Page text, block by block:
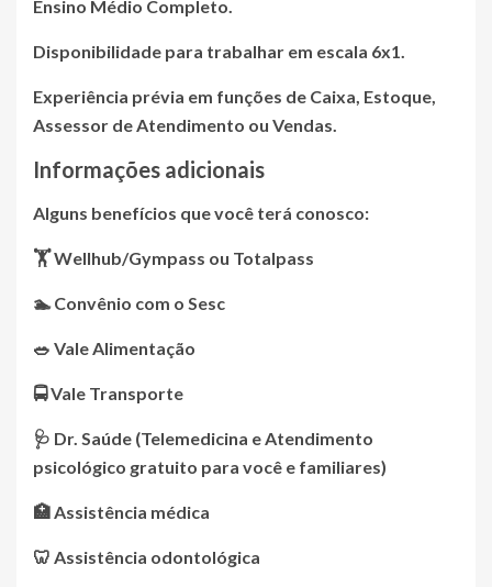
Ensino Médio Completo.
Disponibilidade para trabalhar em escala 6x1.
Experiência prévia em funções de Caixa, Estoque,
Assessor de Atendimento ou Vendas.
Informações adicionais
Alguns benefícios que você terá conosco:
🏋️ Wellhub/Gympass ou Totalpass
🏊 Convênio com o Sesc
🥗 Vale Alimentação
🚍 Vale Transporte
🩺 Dr. Saúde (Telemedicina e Atendimento
psicológico gratuito para você e familiares)
🏥 Assistência médica
🦷 Assistência odontológica